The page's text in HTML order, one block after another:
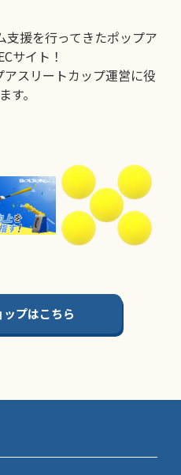
援を行ってきたポップア
サイト！
スリートカップ運営に役
す。
プはこちら